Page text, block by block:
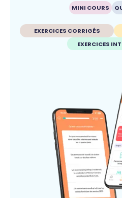
MINI COURS
EXERCICES CORRIGÉS
EXERCICES